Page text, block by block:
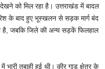
देखने को मिल रहा है। उत्तराखंड में बादल
के बाद हुए भूस्खलन से सड़क मार्ग बंद
है, जबकि जिले की अन्य सड़कें फिलहाल
तबाही हुई थी। कीर गाड़ क्षेत्र के